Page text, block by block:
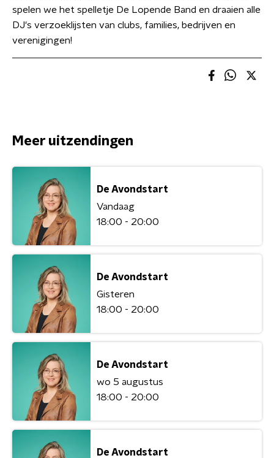
spelen we het spelletje De Lopende Band en draaien alle
DJ's verzoeklijsten van clubs, families, bedrijven en
verenigingen!
Meer uitzendingen
De Avondstart
Vandaag
18:00 - 20:00
De Avondstart
Gisteren
18:00 - 20:00
De Avondstart
wo 5 augustus
18:00 - 20:00
De Avondstart